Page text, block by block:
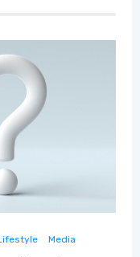
Media